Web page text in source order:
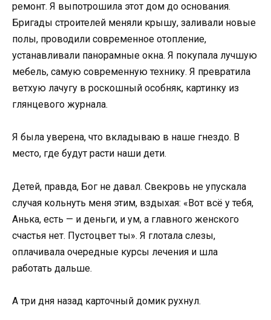
ремонт. Я выпотрошила этот дом до основания.
Бригады строителей меняли крышу, заливали новые
полы, проводили современное отопление,
устанавливали панорамные окна. Я покупала лучшую
мебель, самую современную технику. Я превратила
ветхую лачугу в роскошный особняк, картинку из
глянцевого журнала.
Я была уверена, что вкладываю в наше гнездо. В
место, где будут расти наши дети.
Детей, правда, Бог не давал. Свекровь не упускала
случая кольнуть меня этим, вздыхая: «Вот всё у тебя,
Анька, есть — и деньги, и ум, а главного женского
счастья нет. Пустоцвет ты». Я глотала слезы,
оплачивала очередные курсы лечения и шла
работать дальше.
А три дня назад карточный домик рухнул.